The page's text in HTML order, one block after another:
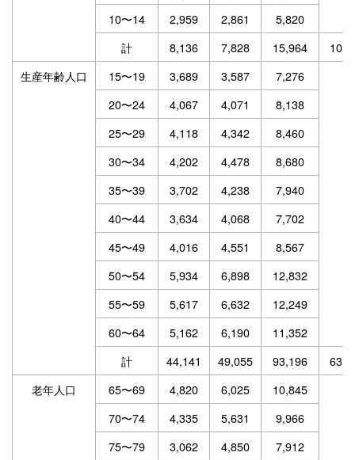
10〜14
2,959 2,861
5,820
計
8,136 7,828 15,964
生産年齢人口
15〜19 3,689 3,587
7,276
20〜24
4,067 4,071
8,138
25〜29
4,118 4,342
8,460
30〜34
4,202 4,478
8,680
35〜39
3,702 4,238
7,940
40〜44
3,634 4,068
7,702
45〜49
4,016 4,551
8,567
50〜54
5,934 6,898
12,832
55〜59
5,617 6,632
12,249
60〜64
5,162 6,190
11,352
計
44,141 49,055 93,196
老年人口
65〜69 4,820 6,025
10,845
70〜74
4,335 5,631
9,966
75〜79
3,062 4,850
7,912